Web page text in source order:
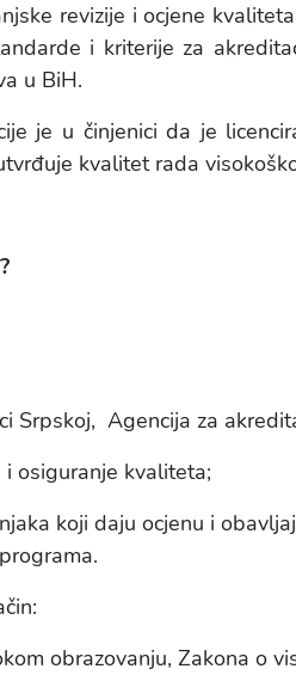
revizije i ocjene
i kriterije za
u BiH.
je u činjenici da je
kvalitet rada
Agencija za
osiguranje kvaliteta;
koji daju ocjenu i
obrazovanju, Zakona o